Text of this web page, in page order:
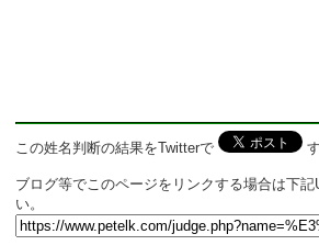
この姓名判断の結果をTwitterで
ブログ等でこのページをリンクする場合は下記
い。